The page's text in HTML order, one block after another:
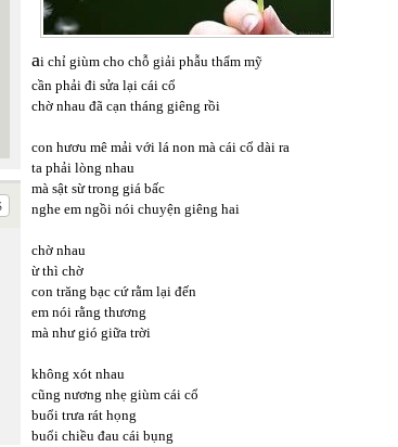
ai chỉ giùm cho chỗ giải phẫu thẩm mỹ
cần phải đi sửa lại cái cổ
chờ nhau đã cạn tháng giêng rồi
con hươu mê mải với lá non mà cái cổ dài ra
ta phải lòng nhau
mà sật sừ trong giá bấc
nghe em ngồi nói chuyện giêng hai
chờ nhau
ừ thì chờ
con trăng bạc cứ rằm lại đến
em nói rằng thương
mà như gió giữa trời
không xót nhau
cũng nương nhẹ giùm cái cổ
buổi trưa rát họng
buổi chiều đau cái bụng